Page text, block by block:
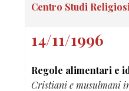
Centro Studi Religiosi
14/11/1996
Regole alimentari e
Cristiani e musulmani